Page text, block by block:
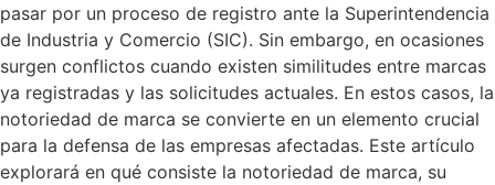
pasar por un proceso de registro ante la Superintendencia
de Industria y Comercio (SIC). Sin embargo, en ocasiones
surgen conflictos cuando existen similitudes entre marcas
ya registradas y las solicitudes actuales. En estos casos, la
notoriedad de marca se convierte en un elemento crucial
para la defensa de las empresas afectadas. Este artículo
explorará en qué consiste la notoriedad de marca, su